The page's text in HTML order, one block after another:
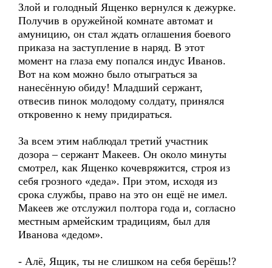
Злой и голодный Ященко вернулся к дежурке.
Получив в оружейной комнате автомат и
амуницию, он стал ждать оглашения боевого
приказа на заступление в наряд. В этот
момент на глаза ему попался индус Иванов.
Вот на ком можно было отыграться за
нанесённую обиду! Младший сержант,
отвесив пинок молодому солдату, принялся
откровенно к нему придираться.
За всем этим наблюдал третий участник
дозора – сержант Макеев. Он около минуты
смотрел, как Ященко кочевряжится, строя из
себя грозного «деда». При этом, исходя из
срока службы, право на это он ещё не имел.
Макеев же отслужил полтора года и, согласно
местным армейским традициям, был для
Иванова «дедом».
- Алё, Ящик, ты не слишком на себя берёшь!?